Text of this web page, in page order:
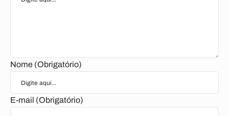
Nome (Obrigatório)
E-mail (Obrigatório)